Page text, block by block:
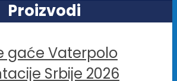
Proizvodi